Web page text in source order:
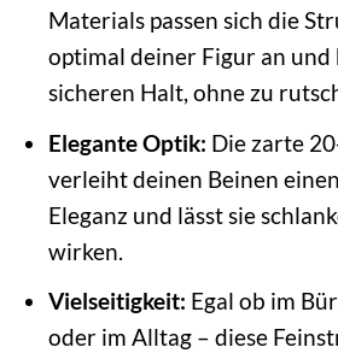
Materials passen sich die
optimal deiner Figur an und
sicheren Halt, ohne zu
Elegante Optik: Die zarte
verleiht deinen Beinen
Eleganz und lässt sie
wirken.
Vielseitigkeit: Egal ob im
oder im Alltag – diese